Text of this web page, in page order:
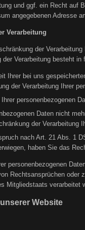
und ggf. ein Recht auf
angegebenen Adresse
Verarbeitung
der
Verarbeitung besteht in
Ihrer bei uns
der Verarbeitung Ihrer
personenbezogenen
Daten nicht
der Verarbeitung
nach Art. 21 Abs. 1
haben Sie das
personenbezogenen
Rechtsansprüchen
Mitgliedstaats verarbeitet
Website